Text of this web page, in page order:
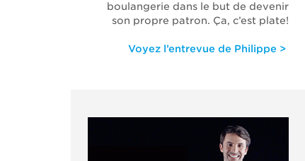
boulangerie dans le but de devenir
son propre patron. Ça, c’est plate!
Voyez l’entrevue de Philippe >